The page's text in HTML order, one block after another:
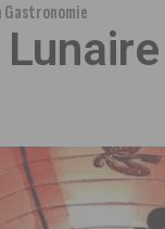
Gastronomie